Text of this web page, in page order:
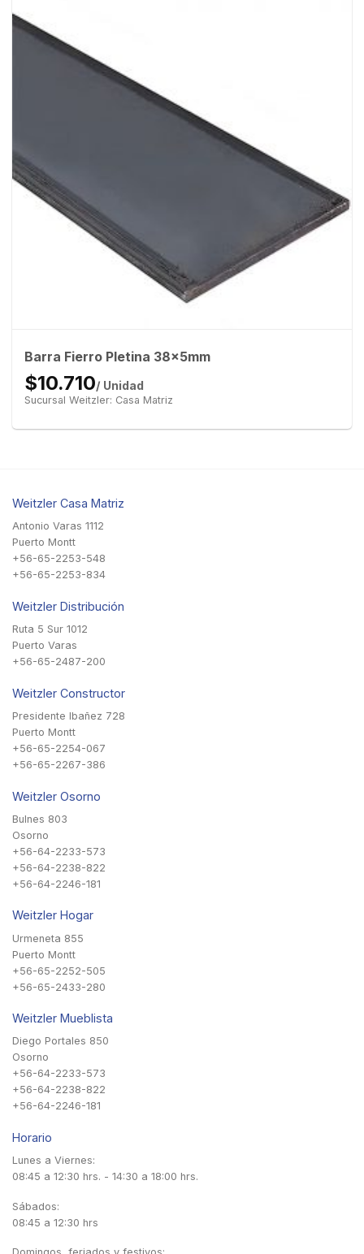
Barra Fierro Pletina 38x5mm
$10.710/ Unidad
Sucursal Weitzler: Casa Matriz
Weitzler Casa Matriz
Antonio Varas 1112
Puerto Montt
+56-65-2253-548
+56-65-2253-834
Weitzler Distribución
Ruta 5 Sur 1012
Puerto Varas
+56-65-2487-200
Weitzler Constructor
Presidente Ibañez 728
Puerto Montt
+56-65-2254-067
+56-65-2267-386
Weitzler Osorno
Bulnes 803
Osorno
+56-64-2233-573
+56-64-2238-822
+56-64-2246-181
Weitzler Hogar
Urmeneta 855
Puerto Montt
+56-65-2252-505
+56-65-2433-280
Weitzler Mueblista
Diego Portales 850
Osorno
+56-64-2233-573
+56-64-2238-822
+56-64-2246-181
Horario
Lunes a Viernes:
08:45 a 12:30 hrs. - 14:30 a 18:00 hrs.
Sábados:
08:45 a 12:30 hrs